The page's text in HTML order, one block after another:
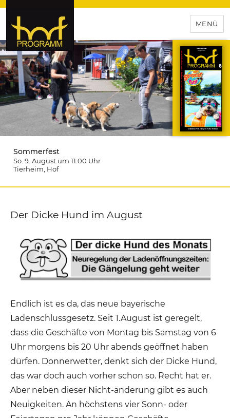
hof-programm – das
Veranstaltungsportal für
Hochfranken
MENÜ
Sommerfest
So. 9. August um 11:00 Uhr
Tierheim , Hof
Der Dicke Hund im August
Endlich ist es da, das neue bayerische
Ladenschlussgesetz. Seit 1.August ist geregelt,
dass die Geschäfte von Montag bis Samstag von 6
Uhr morgens bis 20 Uhr abends geöffnet haben
dürfen. Donnerwetter, denkt sich der Dicke Hund,
das war doch auch vorher schon so. Recht hat er.
Aber neben dieser Nicht-änderung gibt es auch
Neuigkeiten. An höchstens vier Sonn- oder